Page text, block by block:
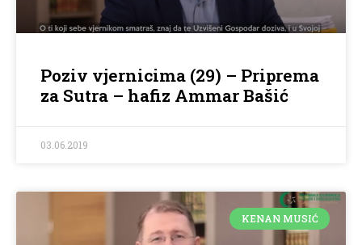
Poziv vjernicima (29) – Priprema
za Sutra – hafiz Ammar Bašić
03.06.2019
KENAN MUSIĆ